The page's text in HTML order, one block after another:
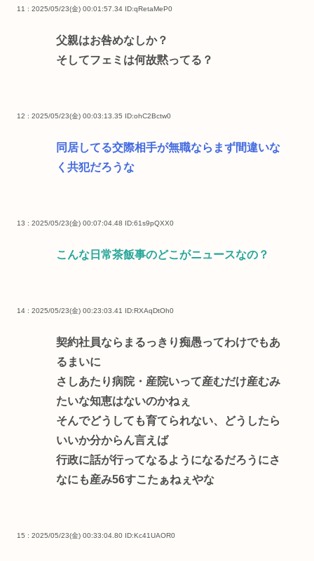
11 : 2025/05/23(金) 00:01:57.34 ID:qRetaMeP0
父親はお咎めなしか？
そしてフェミは何故黙ってる？
12 : 2025/05/23(金) 00:03:13.35 ID:ohC2Bctw0
同居してる交際相手が無職ならまず間違いな
く共犯だろうな
13 : 2025/05/23(金) 00:07:04.48 ID:61s9pQXX0
こんな日常茶飯事のどこがニュースなの？
14 : 2025/05/23(金) 00:23:03.41 ID:RXAqDtOh0
契約社員ならまるっきり痴愚ってわけでもあ
るまいに
さしあたり病院・産院いって産むだけ産むみ
たいな知恵はないのかねぇ
そんでどうしても育てられない、どうしたら
いいか分からん言えば
行政に話が行ってなるようになるだろうにさ
なにも産み56すこたぁねぇやな
15 : 2025/05/23(金) 00:33:04.80 ID:Kc41UAOR0